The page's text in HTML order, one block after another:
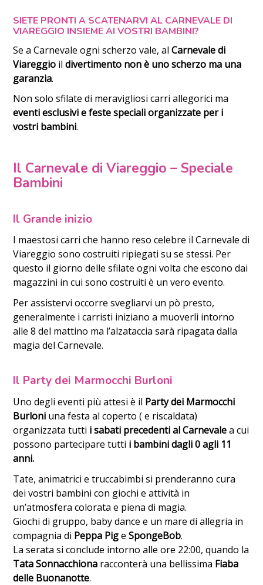
SIETE PRONTI A SCATENARVI AL CARNEVALE DI
VIAREGGIO INSIEME AI VOSTRI BAMBINI?
Se a Carnevale ogni scherzo vale, al Carnevale di
Viareggio ildivertimento non è uno scherzo ma una
garanzia.
Non solo sfilate di meravigliosi carri allegorici ma
eventi esclusivi e feste speciali organizzate per i
vostri bambini.
Il Carnevale di Viareggio – Speciale
Bambini
Il Grande inizio
I maestosi carri che hanno reso celebre il Carnevale di
Viareggio sono costruiti ripiegati su se stessi. Per
questo il giorno delle sfilate ogni volta che escono dai
magazzini in cui sono costruiti è un vero evento.
Per assistervi occorre svegliarvi un pò presto,
generalmente i carristi iniziano a muoverli intorno
alle 8 del mattino ma l’alzataccia sarà ripagata dalla
magia del Carnevale.
Il Party dei Marmocchi Burloni
Uno degli eventi più attesi è il Party dei Marmocchi
Burloni una festa al coperto ( e riscaldata)
organizzata tutti i sabati precedenti al Carnevalea cui
possono partecipare tutti i bambini dagli 0 agli 11
anni.
Tate, animatrici e truccabimbi si prenderanno cura
dei vostri bambini con giochi e attività in
un’atmosfera colorata e piena di magia.
Giochi di gruppo, baby dance e un mare di allegria in
compagnia di Peppa Pige SpongeBob.
La serata si conclude intorno alle ore 22:00, quando la
Tata Sonnacchiona racconterà una bellissima Fiaba
delle Buonanotte.